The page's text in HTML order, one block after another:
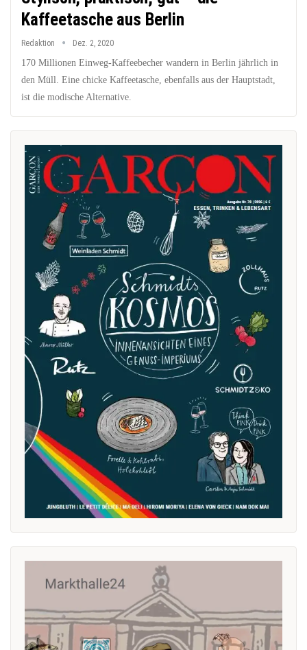
Kaffeetasche aus Berlin
Redaktion Dez. 2, 2020
170 Millionen Einweg-Kaffeebecher wandern in Berlin jährlich in
den Müll. Eine chicke Kaffeetasche, ebenfalls aus der Hauptstadt,
ist die modische Alternative.